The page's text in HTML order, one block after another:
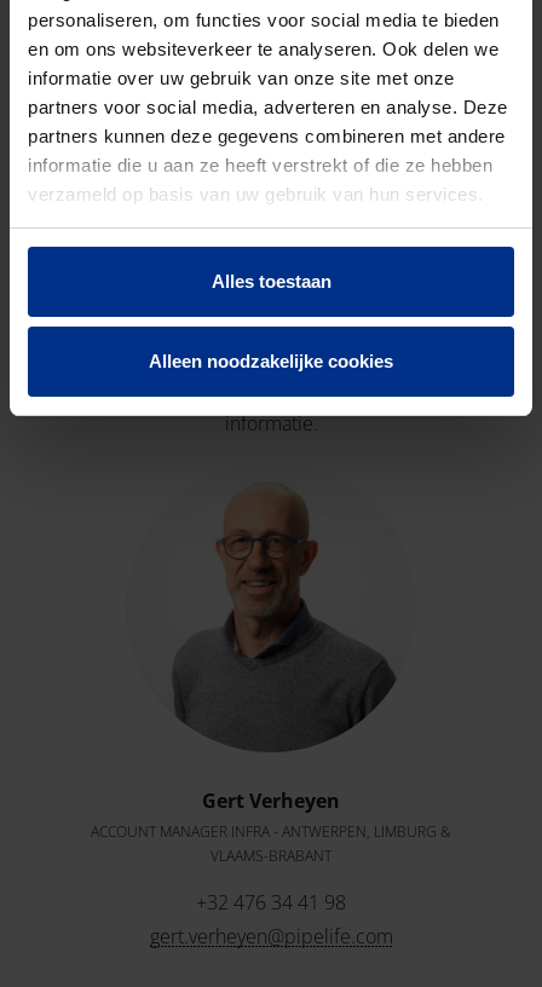
personaliseren, om functies voor social media te bieden
en om ons websiteverkeer te analyseren. Ook delen we
informatie over uw gebruik van onze site met onze
partners voor social media, adverteren en analyse. Deze
partners kunnen deze gegevens combineren met andere
informatie die u aan ze heeft verstrekt of die ze hebben
verzameld op basis van uw gebruik van hun services.
Alles toestaan
Alleen noodzakelijke cookies
TOEZICHTPUTTEN PP PRO1000
CONTACTEER ONS
Neem contact op met onze experts voor meer
informatie.
Gert Verheyen
ACCOUNT MANAGER INFRA - ANTWERPEN, LIMBURG &
VLAAMS-BRABANT
+32 476 34 41 98
gert.verheyen@pipelife.com